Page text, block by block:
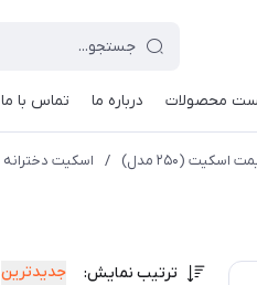
محصولات درباره ما تماس با ما
(۲۵۰ مدل) / اسکیت دخترانه
ترتیب نمایش: جدیدترین